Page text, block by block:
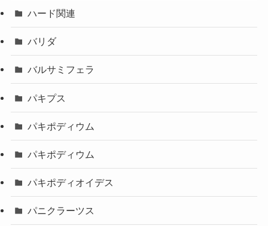
ハード関連
バリダ
バルサミフェラ
パキプス
パキポディウム
パキポディウム
パキポディオイデス
パニクラーツス